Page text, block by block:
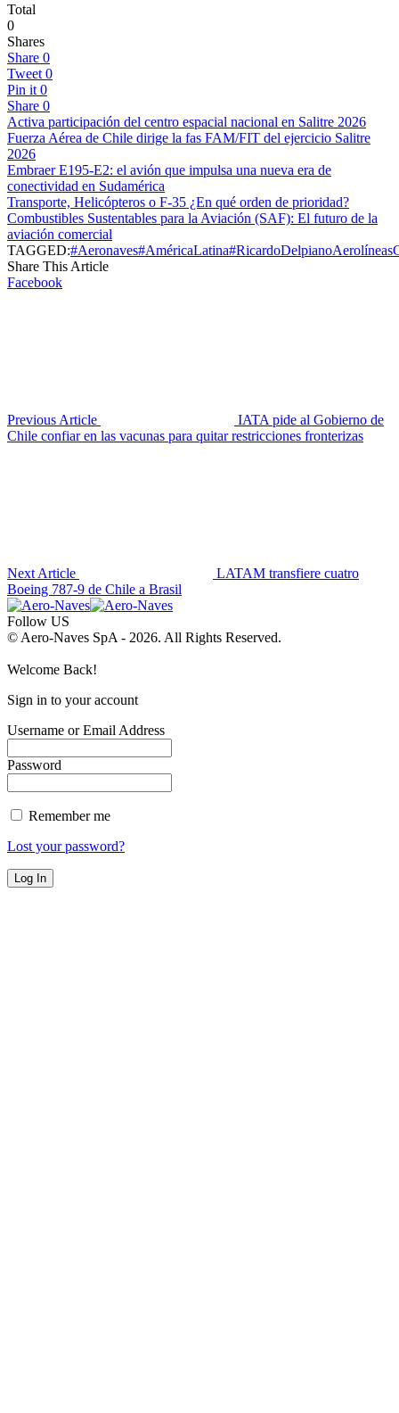
Total
0
Shares
Share 0
Tweet 0
Pin it 0
Share 0
Activa participación del centro espacial nacional en Salitre 2026
Fuerza Aérea de Chile dirige la fas FAM/FIT del ejercicio Salitre
2026
Embraer E195-E2: el avión que impulsa una nueva era de
conectividad en Sudamérica
Transporte, Helicópteros o F-35 ¿En qué orden de prioridad?
Combustibles Sustentables para la Aviación (SAF): El futuro de la
aviación comercial
TAGGED:#Aeronaves#AméricaLatina#RicardoDelpianoAerolíneas
Share This Article
Facebook
Previous Article
IATA pide al Gobierno de
Chile confiar en las vacunas para quitar restricciones fronterizas
Next Article
LATAM transfiere cuatro
Boeing 787-9 de Chile a Brasil
Follow US
© Aero-Naves SpA - 2026. All Rights Reserved.
Welcome Back!
Sign in to your account
Username or Email Address
Password
Remember me
Lost your password?